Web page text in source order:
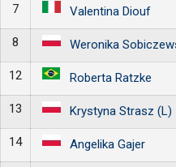
7 Valentina Diouf
8 Weronika
12 Roberta Ratzke
13 Krystyna Strasz (L)
14 Angelika Gajer